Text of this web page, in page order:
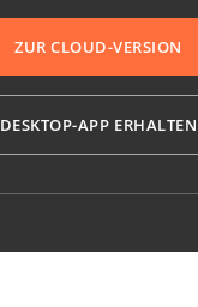
ZUR CLOUD-VERSION
DESKTOP-APP ERHALTEN